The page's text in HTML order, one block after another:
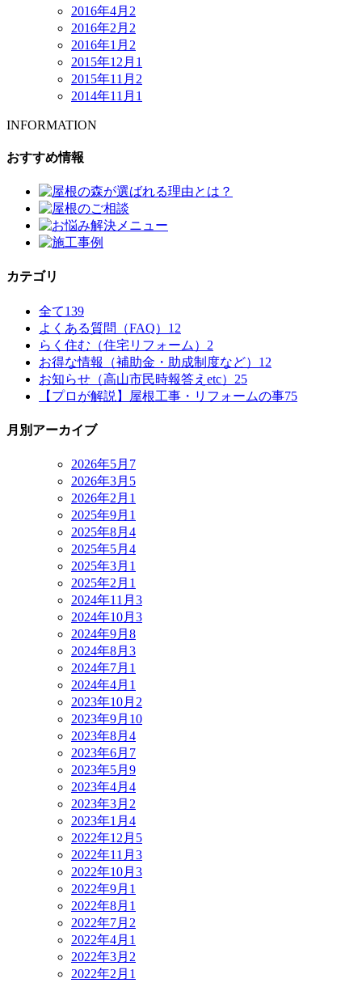
2016年4月 2
2016年2月 2
2016年1月 2
2015年12月 1
2015年11月 2
2014年11月 1
INFORMATION
おすすめ情報
カテゴリ
全て139
よくある質問（FAQ） 12
らく住む（住宅リフォーム） 2
お得な情報（補助金・助成制度など） 12
お知らせ（高山市民時報答えetc） 25
【プロが解説】屋根工事・リフォームの事75
月別アーカイブ
2026年5月 7
2026年3月 5
2026年2月 1
2025年9月 1
2025年8月 4
2025年5月 4
2025年3月 1
2025年2月 1
2024年11月 3
2024年10月 3
2024年9月 8
2024年8月 3
2024年7月 1
2024年4月 1
2023年10月 2
2023年9月 10
2023年8月 4
2023年6月 7
2023年5月 9
2023年4月 4
2023年3月 2
2023年1月 4
2022年12月 5
2022年11月 3
2022年10月 3
2022年9月 1
2022年8月 1
2022年7月 2
2022年4月 1
2022年3月 2
2022年2月 1